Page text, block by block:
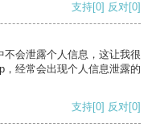
支持[0] 反对[0]
会泄露个人信息，这让我很
经常会出现个人信息泄露的
支持[0] 反对[0]